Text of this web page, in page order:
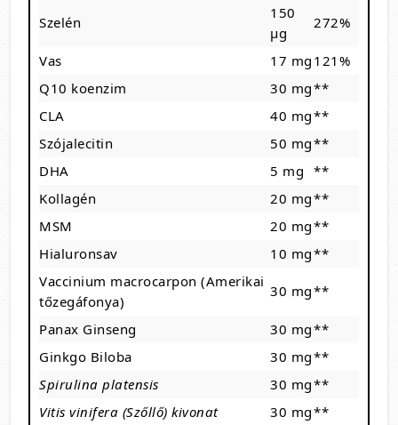
Szelén
150
µg
272%
Vas 17 mg 121%
Q10 koenzim
30 mg**
CLA
40 mg**
Szójalecitin
50 mg**
DHA
5 mg **
Kollagén
20 mg**
MSM
20 mg**
Hialuronsav
10 mg**
Vaccinium macrocarpon (Amerikai
tőzegáfonya)
30 mg**
Panax Ginseng 30 mg**
Ginkgo Biloba
30 mg**
Spirulina platensis
30 mg**
Vitis vinifera (Szőllő) kivonat
30 mg**